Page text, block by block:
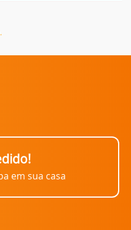
em sua casa